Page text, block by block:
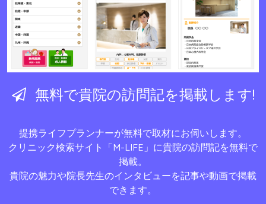
無料で貴院の訪問記を掲載します!
提携ライフプランナーが無料で取材にお伺いします。
クリニック検索サイト
「M-LIFE」 に貴院の訪問記を無料で
掲載。
貴院の魅力や院長先生のインタビューを記事や動画で掲載
できます。